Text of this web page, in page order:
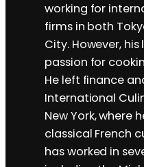
working for
firms in both
City. However,
passion for
He left finance
International
New York, where
classical French
has worked in